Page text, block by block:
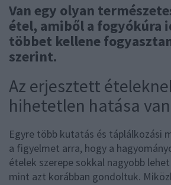
Van egy olyan
étel, amiből a fogyókúra
többet kellene
szerint.
Az erjesztett
hihetetlen hatása van
Egyre több kutatás és táplálkozási
a figyelmet arra, hogy a
ételek szerepe sokkal nagyobb
mint azt korábban gondoltuk.